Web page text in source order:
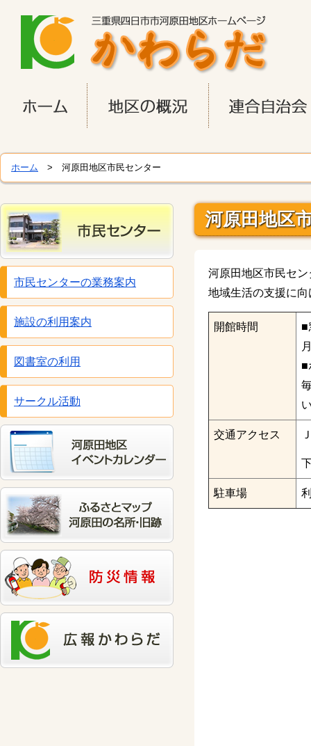
ホーム > 河原田地区市民センター
市民センターの業務案内
施設の利用案内
図書室の利用
サークル活動
河原田地区
河原田地区市民セ
地域生活の支援に
開館時間
■
■
交通アクセス
駐車場